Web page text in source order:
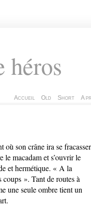
héros
Accueil Old Short A
où son crâne ira se fracasser
le macadam et s’ouvrir le
et hermétique. « A la
coups ». Tant de routes à
une seule ombre tient un